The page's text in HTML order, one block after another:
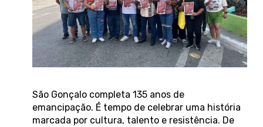
São Gonçalo completa 135 anos de
emancipação. É tempo de celebrar uma história
marcada por cultura, talento e resistência. De